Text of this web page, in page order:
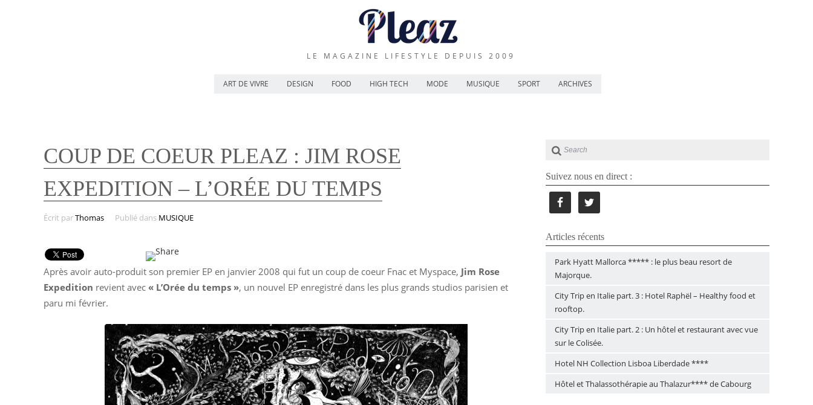
LE MAGAZINE LIFESTYLE DEPUIS 2009
ART DE VIVRE DESIGN FOOD HIGH TECH MODE MUSIQUE SPORT ARCHIVES
COUP DE COEUR PLEAZ : JIM ROSE
EXPEDITION – L’ORÉE DU TEMPS
Écrit parThomas Publié dans MUSIQUE
Après avoir auto-produit son premier EP en janvier 2008 qui fut un coup de coeur Fnac et Myspace, Jim Rose
Expedition revient avec « L’Orée du temps », un nouvel EP enregistré dans les plus grands studios parisien et
paru mi février.
Suivez nous en direct :
Articles récents
Park Hyatt Mallorca ***** : le plus beau resort de
Majorque.
City Trip en Italie part. 3 : Hotel Raphël – Healthy food et
rooftop.
City Trip en Italie part. 2 : Un hôtel et restaurant avec vue
sur le Colisée.
Hotel NH Collection Lisboa Liberdade ****
Hôtel et Thalassothérapie au Thalazur**** de Cabourg